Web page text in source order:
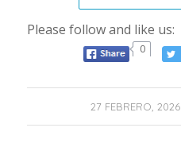
Please follow and like us:
0
27 FEBRERO, 2026
/